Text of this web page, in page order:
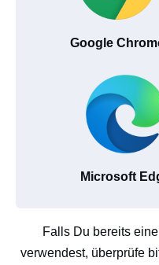
Google
Microsoft
Falls Du bereits
verwendest, überprüfe